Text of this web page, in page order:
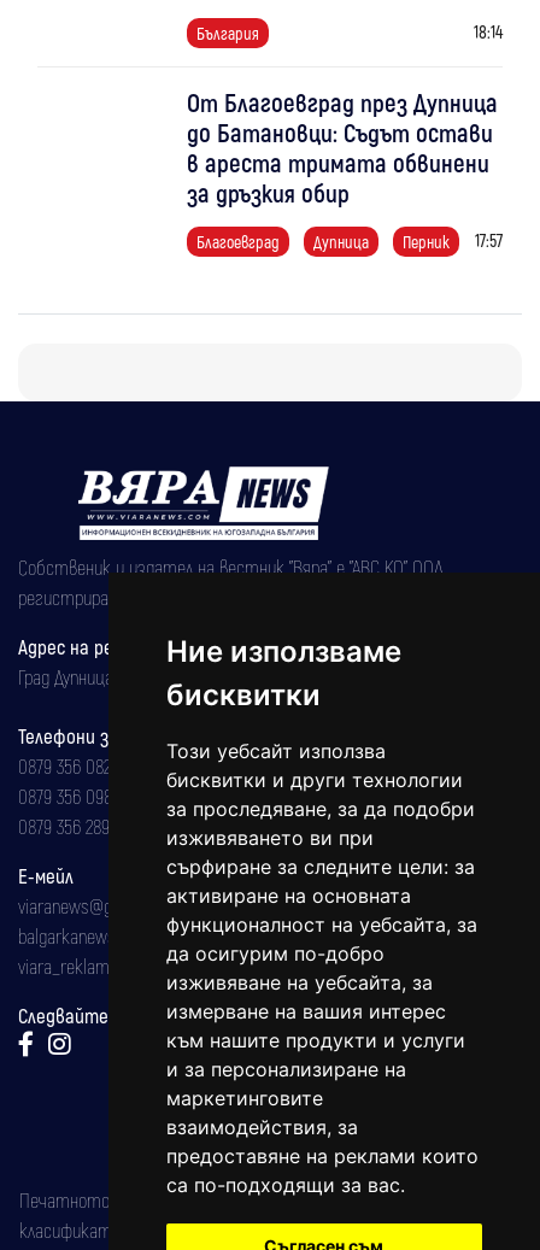
Ние използваме
бисквитки
Този уебсайт използва
бисквитки и други технологии
за проследяване, за да подобри
изживяването ви при
сърфиране за следните цели: за
активиране на основната
функционалност на уебсайта, за
да осигурим по-добро
изживяване на уебсайта, за
измерване на вашия интерес
към нашите продукти и услуги
и за персонализиране на
маркетинговите
взаимодействия, за
предоставяне на реклами които
са по-подходящи за вас.
Съгласен съм
България 18:14
От Благоевград през Дупница
до Батановци: Съдът остави
в ареста тримата обвинени
за дръзкия обир
Благоевград Дупница Перник 17:57
Собственик и издател на вестник "Вяра" е "АВС КО" ООД,
регистрирана на 08.05.2002 година.
Адрес на редакцията
Град Дупница, ул.''Христо Ботев" 43
Телефони за реклама и абонаменти
0879 356 082
0879 356 098
0879 356 289
Е-мейл
viaranews@gmail.com
balgarkanews@gmail.com
viara_reklama@mail.bg
Следвайте ни:
Печатното издание на вестника е регистрирано в националния
класификатор на печатните издания (Българска национална